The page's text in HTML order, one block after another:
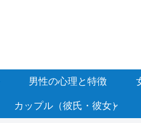
男性の心理と特徴
カップル（彼氏・彼女）